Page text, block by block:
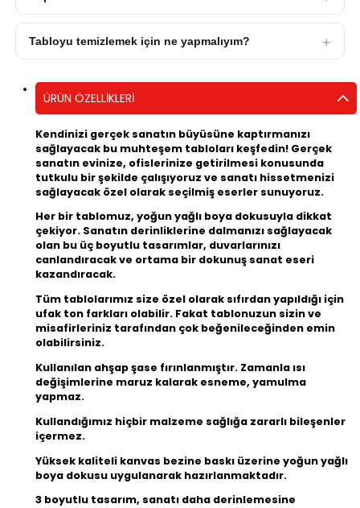
Tabloyu temizlemek için ne yapmalıyım?
ÜRÜN ÖZELLIKLERI
Kendinizi gerçek sanatın büyüsüne kaptırmanızı
sağlayacak bu muhteşem tabloları keşfedin! Gerçek
sanatın evinize, ofislerinize getirilmesi konusunda
tutkulu bir şekilde çalışıyoruz ve sanatı hissetmenizi
sağlayacak özel olarak seçilmiş eserler sunuyoruz.
Her bir tablomuz, yoğun yağlı boya dokusuyla dikkat
çekiyor. Sanatın derinliklerine dalmanızı sağlayacak
olan bu üç boyutlu tasarımlar, duvarlarınızı
canlandıracak ve ortama bir dokunuş sanat eseri
kazandıracak.
Tüm tablolarımız size özel olarak sıfırdan yapıldığı için
ufak ton farkları olabilir. Fakat tablonuzun sizin ve
misafirleriniz tarafından çok beğenileceğinden emin
olabilirsiniz.
Kullanılan ahşap şase fırınlanmıştır. Zamanla ısı
değişimlerine maruz kalarak esneme, yamulma
yapmaz.
Kullandığımız hiçbir malzeme sağlığa zararlı bileşenler
içermez.
Yüksek kaliteli kanvas bezine baskı üzerine yoğun yağlı
boya dokusu uygulanarak hazırlanmaktadır.
3 boyutlu tasarım, sanatı daha derinlemesine